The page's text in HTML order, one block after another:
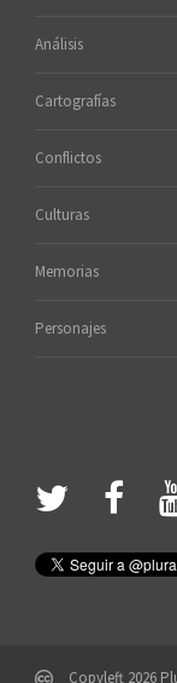
Análisis
Cartografías
Conflictos
Culturas
Memorias
Personajes
Copyleft 2026